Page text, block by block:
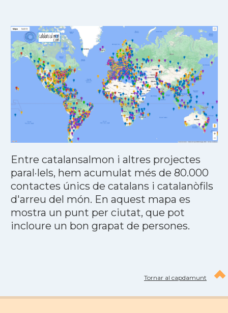
Entre catalansalmon i altres projectes
paral·lels, hem acumulat més de 80.000
contactes únics de catalans i catalanòfils
d'arreu del món. En aquest mapa es
mostra un punt per ciutat, que pot
incloure un bon grapat de persones.
Tornar al capdamunt